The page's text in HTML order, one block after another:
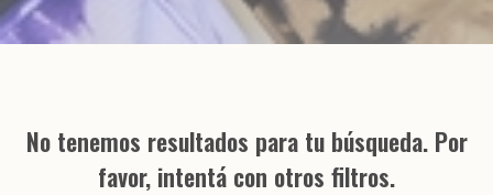
No tenemos resultados para tu búsqueda. Por
favor, intentá con otros filtros.